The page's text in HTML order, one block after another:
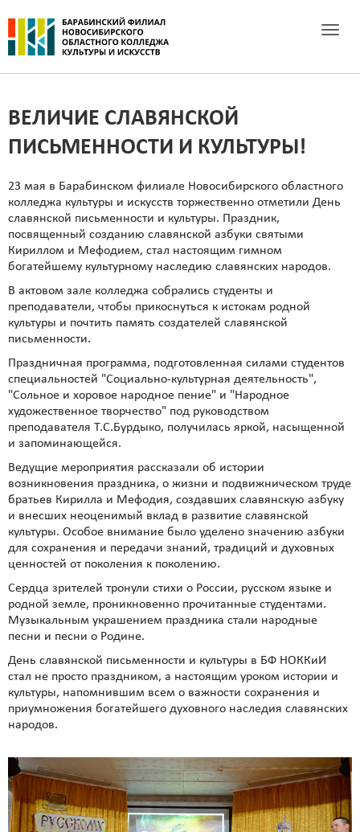
Toggle
ВЕЛИЧИЕ СЛАВЯНСКОЙ
ПИСЬМЕННОСТИ И КУЛЬТУРЫ!
23 мая в Барабинском филиале Новосибирского областного
колледжа культуры и искусств торжественно отметили День
славянской письменности и культуры. Праздник,
посвященный созданию славянской азбуки святыми
Кириллом и Мефодием, стал настоящим гимном
богатейшему культурному наследию славянских народов.
В актовом зале колледжа собрались студенты и
преподаватели, чтобы прикоснуться к истокам родной
культуры и почтить память создателей славянской
письменности.
Праздничная программа, подготовленная силами студентов
специальностей "Социально-культурная деятельность",
"Сольное и хоровое народное пение" и "Народное
художественное творчество" под руководством
преподавателя Т.С.Бурдыко, получилась яркой, насыщенной
и запоминающейся.
Ведущие мероприятия рассказали об истории
возникновения праздника, о жизни и подвижническом труде
братьев Кирилла и Мефодия, создавших славянскую азбуку
и внесших неоценимый вклад в развитие славянской
культуры. Особое внимание было уделено значению азбуки
для сохранения и передачи знаний, традиций и духовных
ценностей от поколения к поколению.
Сердца зрителей тронули стихи о России, русском языке и
родной земле, проникновенно прочитанные студентами.
Музыкальным украшением праздника стали народные
песни и песни о Родине.
День славянской письменности и культуры в БФ НОККиИ
стал не просто праздником, а настоящим уроком истории и
культуры, напомнившим всем о важности сохранения и
приумножения богатейшего духовного наследия славянских
народов.